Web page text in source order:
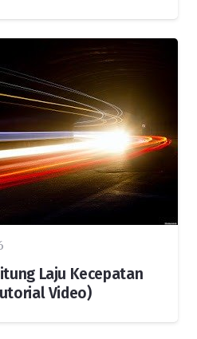
Laju Kecepatan
Video)